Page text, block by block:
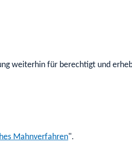
weiterhin für berechtigt und
Mahnverfahren".